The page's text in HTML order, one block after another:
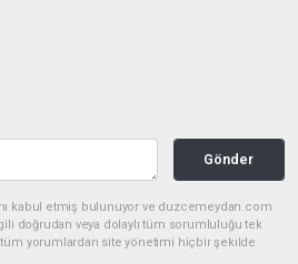
Gönder
kabul etmiş bulunuyor ve duzcemeydan.com
doğrudan veya dolaylı tüm sorumluluğu tek
tüm yorumlardan site yönetimi hiçbir şekilde